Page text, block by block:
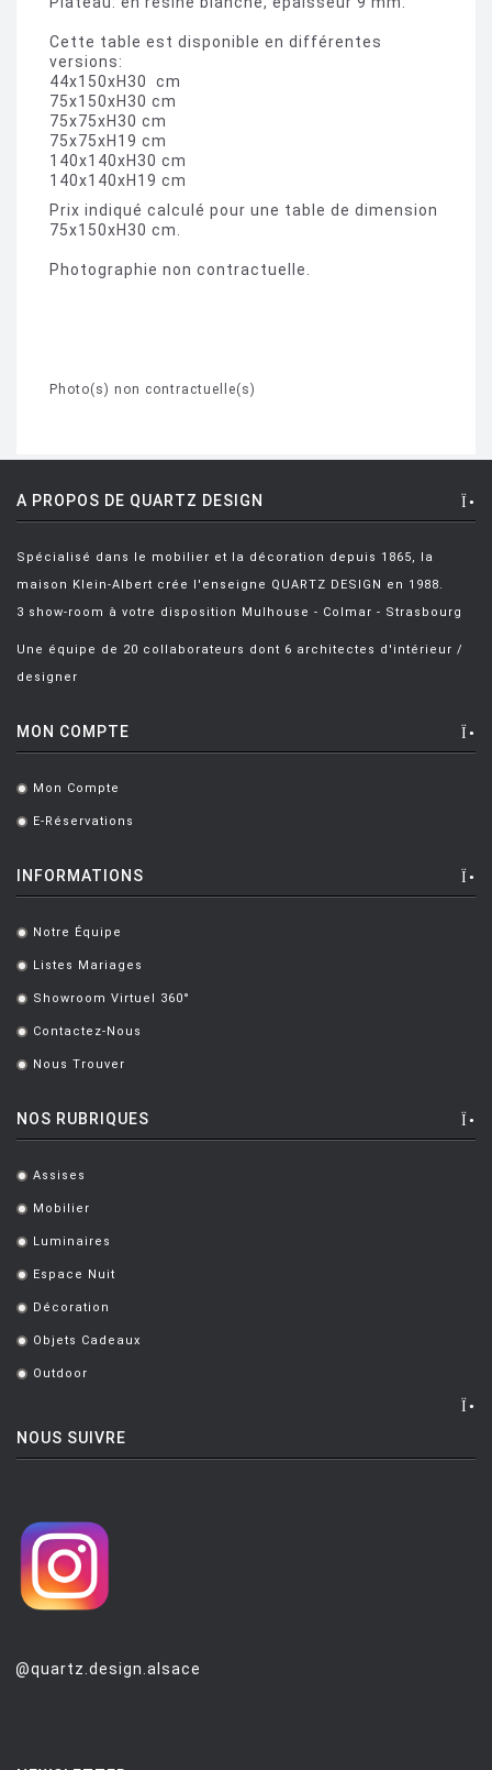
Cette table est disponible en différentes
versions:
44x150xH30 cm
75x150xH30 cm
75x75xH30 cm
75x75xH19 cm
140x140xH30 cm
140x140xH19 cm
Prix indiqué calculé pour une table de dimension
75x150xH30 cm.
Photographie non contractuelle.
Photo(s) non contractuelle(s)
A PROPOS DE QUARTZ DESIGN
Spécialisé dans le mobilier et la décoration depuis 1865, la
maison Klein-Albert crée l'enseigne QUARTZ DESIGN en 1988.
3 show-room à votre disposition Mulhouse - Colmar - Strasbourg
Une équipe de 20 collaborateurs dont 6 architectes d'intérieur /
designer
MON COMPTE
. Mon Compte
. E-Réservations
INFORMATIONS
. Notre Équipe
. Listes Mariages
. Showroom Virtuel 360°
. Contactez-Nous
. Nous Trouver
NOS RUBRIQUES
. Assises
. Mobilier
. Luminaires
. Espace Nuit
. Décoration
. Objets Cadeaux
. Outdoor
NOUS SUIVRE
@quartz.design.alsace